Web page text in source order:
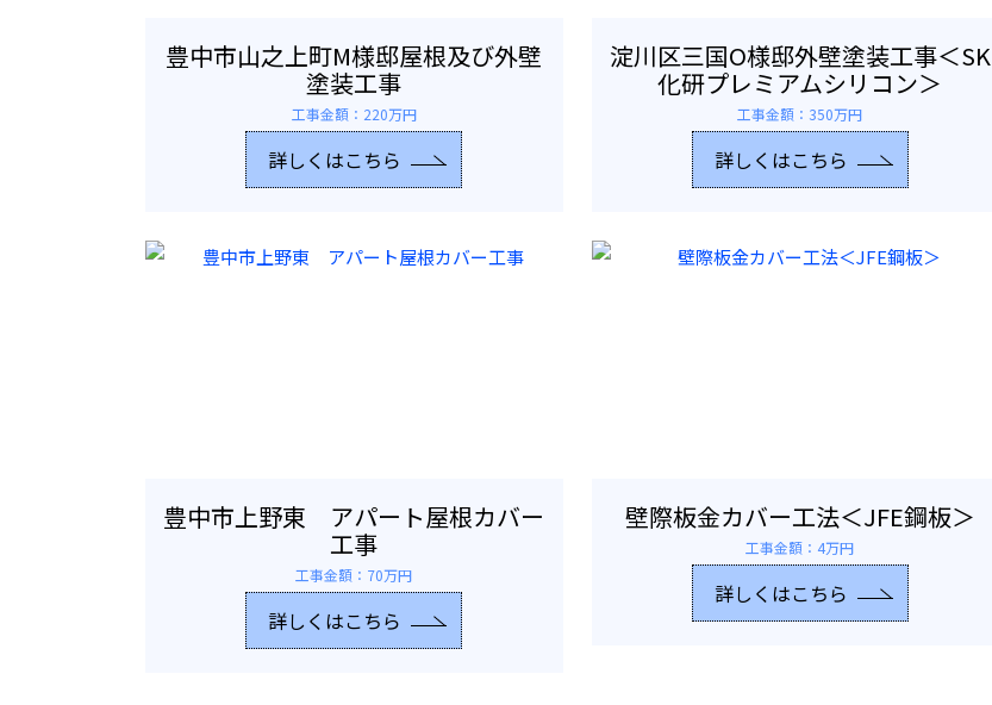
豊中市山之上町M様邸屋根及び外壁
塗装工事
工事金額：220万円
詳しくはこちら
淀川区三国O様邸外壁塗装工事＜SK
化研プレミアムシリコン＞
工事金額：350万円
詳しくはこちら
豊中市上野東 アパート屋根カバー
工事
工事金額：70万円
詳しくはこちら
壁際板金カバー工法＜JFE鋼板＞
工事金額：4万円
詳しくはこちら